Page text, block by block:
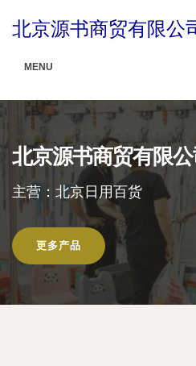
北京源书商贸有限公
MENU
北京源书商贸有限
主营：北京日用百货
更多产品